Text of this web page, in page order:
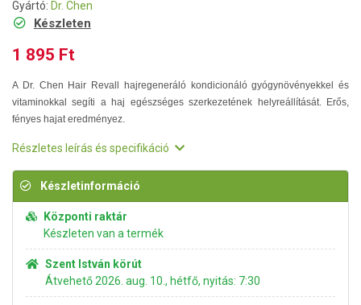
Gyártó: Dr. Chen
Készleten
1 895 Ft
A Dr. Chen Hair Revall hajregeneráló kondicionáló gyógynövényekkel és
vitaminokkal segíti a haj egészséges szerkezetének helyreállítását. Erős,
fényes hajat eredményez.
Részletes leírás és specifikáció
Készletinformáció
Központi raktár
Készleten van a termék
Szent István körút
Átvehető 2026. aug. 10., hétfő, nyitás: 7:30